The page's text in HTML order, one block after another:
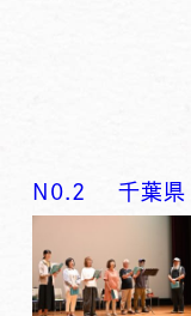
N0. 2 千葉県